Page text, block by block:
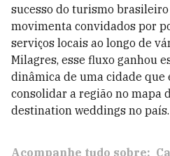
sucesso do turismo
movimenta convidados por
serviços locais ao longo de
Milagres, esse fluxo ganhou
dinâmica de uma cidade que
consolidar a região no mapa
destination weddings no país.
Acompanhe tudo sobre: